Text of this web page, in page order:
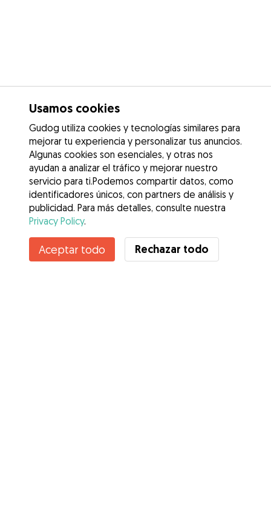
¿Conoces los Beneficios de Gudog? Ver más
Usamos cookies
Gudog utiliza cookies y tecnologías similares para
mejorar tu experiencia y personalizar tus anuncios.
Algunas cookies son esenciales, y otras nos
ayudan a analizar el tráfico y mejorar nuestro
servicio para ti.Podemos compartir datos, como
identificadores únicos, con partners de análisis y
publicidad. Para más detalles, consulte nuestra
Privacy Policy.
Aceptar todo Rechazar todo